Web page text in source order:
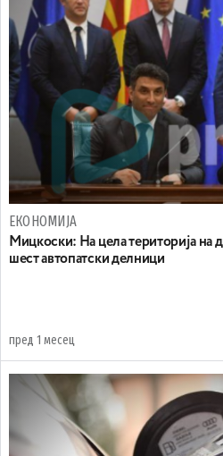
ЕКОНОМИЈА
Мицкоски: На цела територија на
шест автопатски делници
пред 1 месец